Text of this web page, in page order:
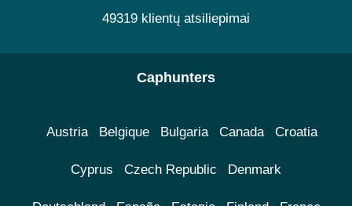
49319 klientų atsiliepimai
Caphunters
Austria Belgique Bulgaria Canada Croatia
Cyprus Czech Republic Denmark